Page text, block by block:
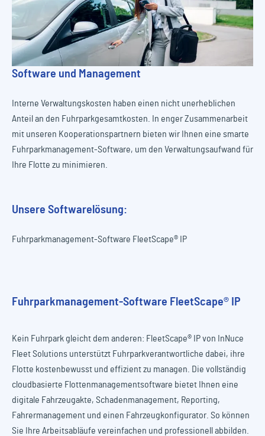
Software und Management
Interne Verwaltungskosten haben einen nicht unerheblichen
Anteil an den Fuhrparkgesamtkosten. In enger Zusammenarbeit
mit unseren Kooperationspartnern bieten wir Ihnen eine smarte
Fuhrparkmanagement-Software, um den Verwaltungsaufwand für
Ihre Flotte zu minimieren.
Unsere Softwarelösung:
Fuhrparkmanagement-Software FleetScape® IP
Fuhrparkmanagement-Software FleetScape® IP
Kein Fuhrpark gleicht dem anderen: FleetScape® IP von InNuce
Fleet Solutions unterstützt Fuhrparkverantwortliche dabei, ihre
Flotte kostenbewusst und effizient zu managen. Die vollständig
cloudbasierte Flottenmanagementsoftware bietet Ihnen eine
digitale Fahrzeugakte, Schadenmanagement, Reporting,
Fahrermanagement und einen Fahrzeugkonfigurator. So können
Sie Ihre Arbeitsabläufe vereinfachen und professionell abbilden.